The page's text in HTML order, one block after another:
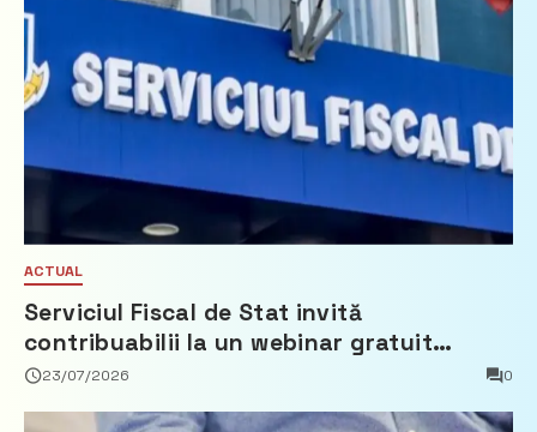
ACTUAL
Serviciul Fiscal de Stat invită
contribuabilii la un webinar gratuit
privind calculul impozitului pe bunurile
23/07/2026 0